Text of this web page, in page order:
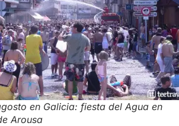
en Galicia: fiesta del Agua en
Arousa